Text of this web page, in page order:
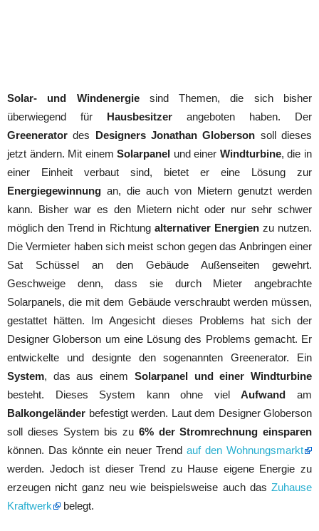
Solar- und Windenergiesind Themen, die sich bisher
überwiegend für Hausbesitzer angeboten haben. Der
Greenerator des Designers Jonathan Globerson soll dieses
jetzt ändern. Mit einemSolarpanel und einer Windturbine, die in
einer Einheit verbaut sind, bietet er eine Lösung zur
Energiegewinnung an, die auch von Mietern genutzt werden
kann. Bisher war es den Mietern nicht oder nur sehr schwer
möglich den Trend in Richtung alternativer Energienzu nutzen.
Die Vermieter haben sich meist schon gegen das Anbringen einer
Sat Schüssel an den Gebäude Außenseiten gewehrt.
Geschweige denn, dass sie durch Mieter angebrachte
Solarpanels, die mit dem Gebäude verschraubt werden müssen,
gestattet hätten. Im Angesicht dieses Problems hat sich der
Designer Globerson um eine Lösung des Problems gemacht. Er
entwickelte und designte den sogenannten Greenerator. Ein
System, das aus einem Solarpanel und einer Windturbine
besteht. Dieses System kann ohne vielAufwand am
Balkongeländer befestigt werden. Laut dem Designer Globerson
soll dieses System bis zu 6% der Stromrechnung einsparen
können. Das könnte ein neuer Trend auf den Wohnungsmarkt
werden. Jedoch ist dieser Trend zu Hause eigene Energie zu
erzeugen nicht ganz neu wie beispielsweise auch das Zuhause
Kraftwerk
belegt.